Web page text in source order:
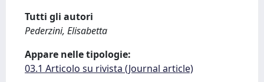
Tutti gli autori
Pederzini, Elisabetta
Appare nelle tipologie:
03.1 Articolo su rivista (Journal article)